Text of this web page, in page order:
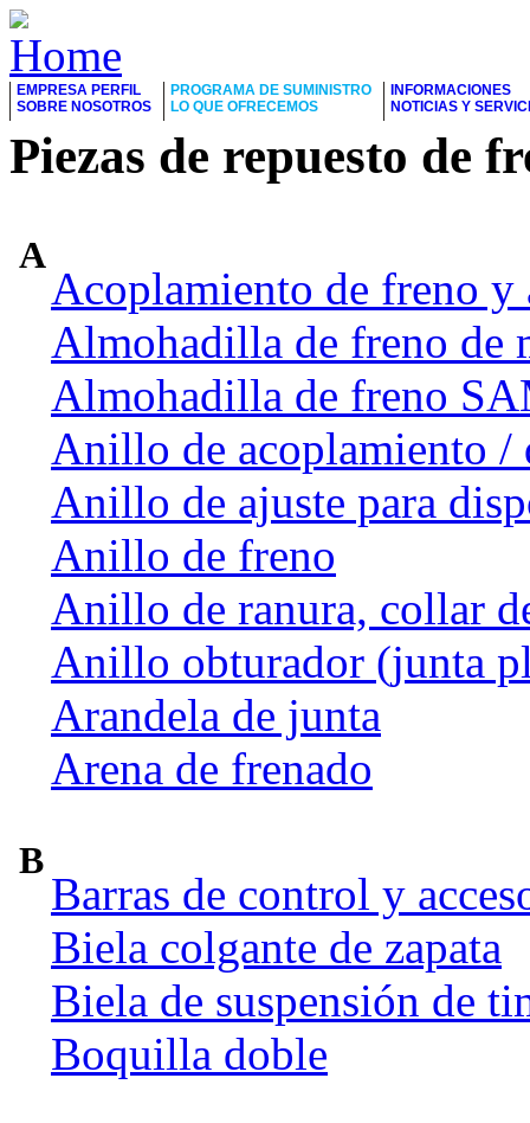
EMPRESA PERFIL
SOBRE NOSOTROS
PROGRAMA DE SUMINISTRO
LO QUE OFRECEMOS
INFORMACIONES
NOTICIAS Y
Piezas de repuesto de
A
Acoplamiento de freno y
Almohadilla de freno de
Almohadilla de freno
Anillo de acoplamiento /
Anillo de ajuste para
Anillo de freno
Anillo de ranura, collar
Anillo obturador (junta
Arandela de junta
Arena de frenado
B
Barras de control y
Biela colgante de zapata
Biela de suspensión de
Boquilla doble